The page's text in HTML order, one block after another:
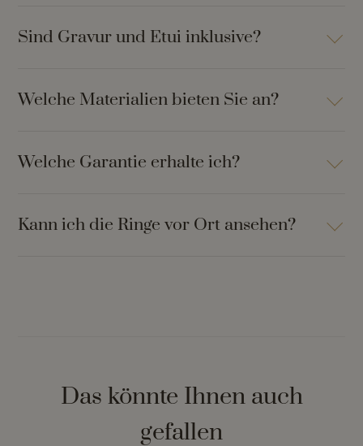
Sind Gravur und Etui inklusive?
Welche Materialien bieten Sie an?
Welche Garantie erhalte ich?
Kann ich die Ringe vor Ort ansehen?
Das könnte Ihnen auch
gefallen